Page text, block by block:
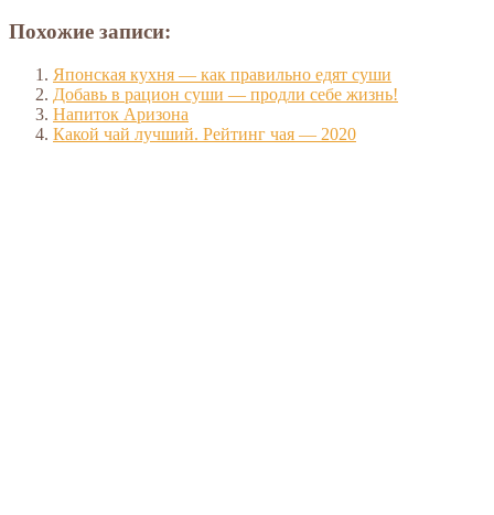
Похожие записи:
Японская кухня — как правильно едят суши
Добавь в рацион суши — продли себе жизнь!
Напиток Аризона
Какой чай лучший. Рейтинг чая — 2020